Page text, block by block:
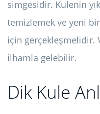
simgesidir. Kulenin
temizlemek ve yeni
için gerçekleşmelidir.
ilhamla gelebilir.
Dik Kule